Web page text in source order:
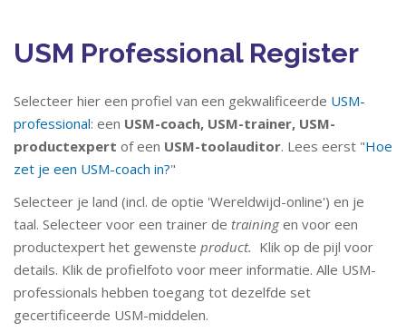
USM Professional Register
Selecteer hier een profiel van een gekwalificeerde USM-
professional: een USM-coach, USM-trainer, USM-
productexpert of een USM-toolauditor. Lees eerst "Hoe
zet je een USM-coach in?"
Selecteer je land (incl. de optie 'Wereldwijd-online') en je
taal. Selecteer voor een trainer de trainingen voor een
productexpert het gewenste product. Klik op de pijl voor
details. Klik de profielfoto voor meer informatie. Alle USM-
professionals hebben toegang tot dezelfde set
gecertificeerde USM-middelen.